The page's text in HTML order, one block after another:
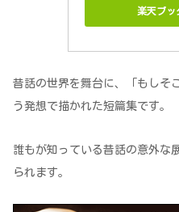
楽天ブッ
昔話の世界を舞台に、「もしそ
う発想で描かれた短篇集です。
誰もが知っている昔話の意外な
られます。